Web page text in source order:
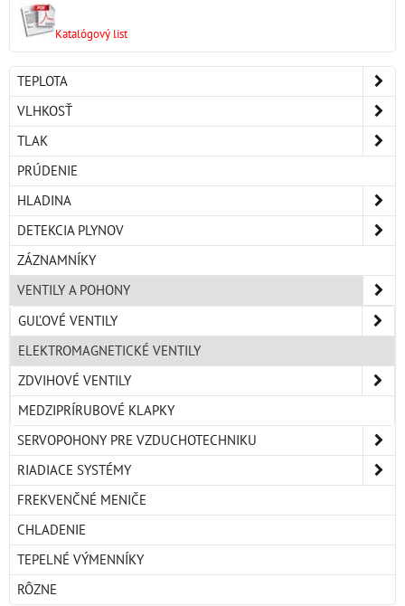
Katalógový list
TEPLOTA
VLHKOSŤ
TLAK
PRÚDENIE
HLADINA
DETEKCIA PLYNOV
ZÁZNAMNÍKY
VENTILY A POHONY
GUĽOVÉ VENTILY
ELEKTROMAGNETICKÉ VENTILY
ZDVIHOVÉ VENTILY
MEDZIPRÍRUBOVÉ KLAPKY
SERVOPOHONY PRE VZDUCHOTECHNIKU
RIADIACE SYSTÉMY
FREKVENČNÉ MENIČE
CHLADENIE
TEPELNÉ VÝMENNÍKY
RÔZNE